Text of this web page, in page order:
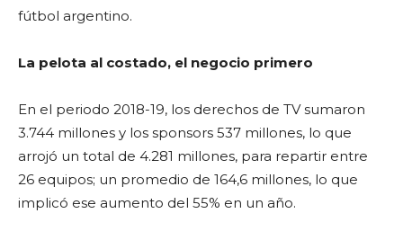
fútbol argentino.
La pelota al costado, el negocio primero
En el periodo 2018-19, los derechos de TV sumaron
3.744 millones y los sponsors 537 millones, lo que
arrojó un total de 4.281 millones, para repartir entre
26 equipos; un promedio de 164,6 millones, lo que
implicó ese aumento del 55% en un año.